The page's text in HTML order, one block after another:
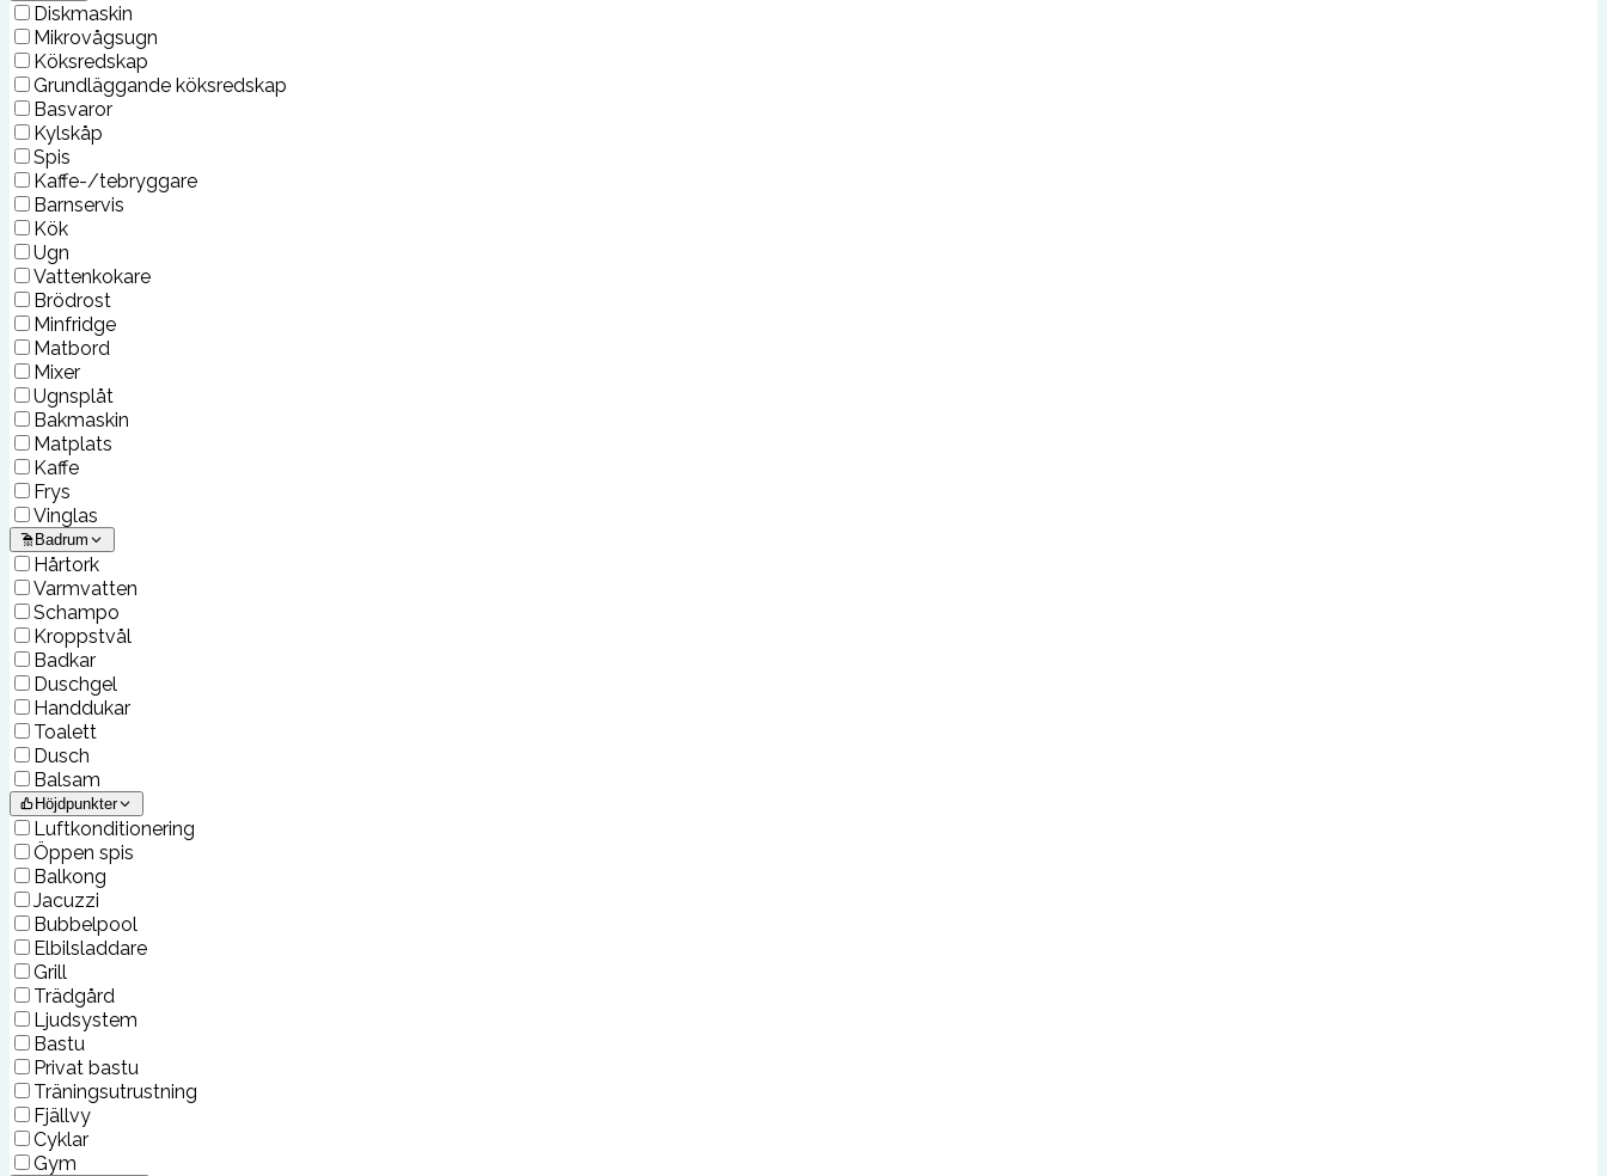
Diskmaskin
Mikrovågsugn
Köksredskap
Grundläggande köksredskap
Basvaror
Kylskåp
Spis
Kaffe-/tebryggare
Barnservis
Kök
Ugn
Vattenkokare
Brödrost
Minfridge
Matbord
Mixer
Ugnsplåt
Bakmaskin
Matplats
Kaffe
Frys
Vinglas
Badrum
Hårtork
Varmvatten
Schampo
Kroppstvål
Badkar
Duschgel
Handdukar
Toalett
Dusch
Balsam
Höjdpunkter
Luftkonditionering
Öppen spis
Balkong
Jacuzzi
Bubbelpool
Elbilsladdare
Grill
Trädgård
Ljudsystem
Bastu
Privat bastu
Träningsutrustning
Fjällvy
Cyklar
Gym